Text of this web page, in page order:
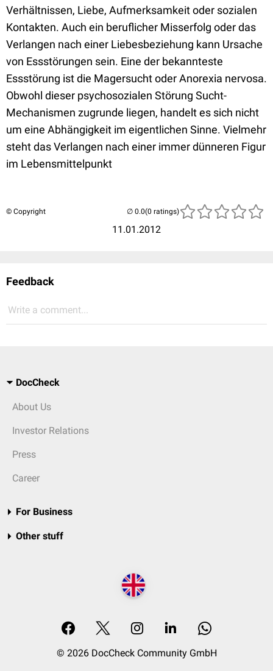
Verhältnissen, Liebe, Aufmerksamkeit oder sozialen
Kontakten. Auch ein beruflicher Misserfolg oder das
Verlangen nach einer Liebesbeziehung kann Ursache
von Essstörungen sein. Eine der bekannteste
Essstörung ist die Magersucht oder Anorexia nervosa.
Obwohl dieser psychosozialen Störung Sucht-
Mechanismen zugrunde liegen, handelt es sich nicht
um eine Abhängigkeit im eigentlichen Sinne. Vielmehr
steht das Verlangen nach einer immer dünneren Figur
im Lebensmittelpunkt
© Copyright
11.01.2012
(0 ratings)
Feedback
Write a comment...
DocCheck
About Us
Investor Relations
Press
Career
For Business
Other stuff
© 2026 DocCheck Community GmbH